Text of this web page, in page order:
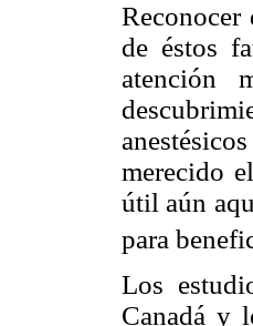
Reconocer
de éstos
atención
merecido
útil aún
para
Los
Canadá y